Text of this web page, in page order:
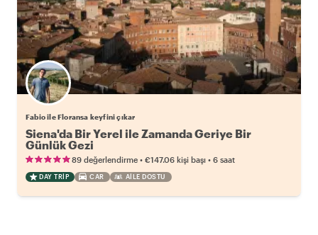
Fabio ile Floransa keyfini çıkar
Siena'da Bir Yerel ile Zamanda Geriye Bir
Günlük Gezi
89 değerlendirme • €147.06 kişi başı • 6 saat
DAY TRIP CAR AILE DOSTU